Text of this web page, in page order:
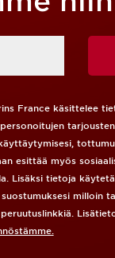
France käsittelee
esittää myös
Lisäksi tietoja
milloin